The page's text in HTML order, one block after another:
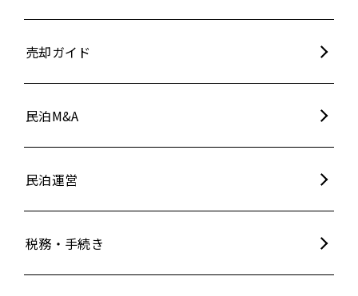
売却ガイド
民泊M&A
民泊運営
税務・手続き